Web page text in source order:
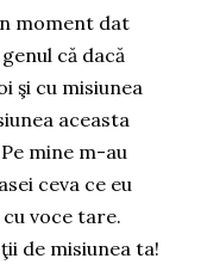
moment dat
că dacă
şi cu misiunea
aceasta
mine m-au
ceva ce eu
voce tare.
de misiunea ta!